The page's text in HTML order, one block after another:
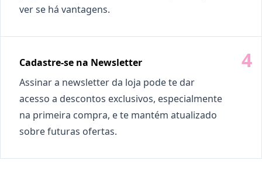
ver se há vantagens.
Cadastre-se na Newsletter
Assinar a newsletter da loja pode te dar
acesso a descontos exclusivos, especialmente
na primeira compra, e te mantém atualizado
sobre futuras ofertas.